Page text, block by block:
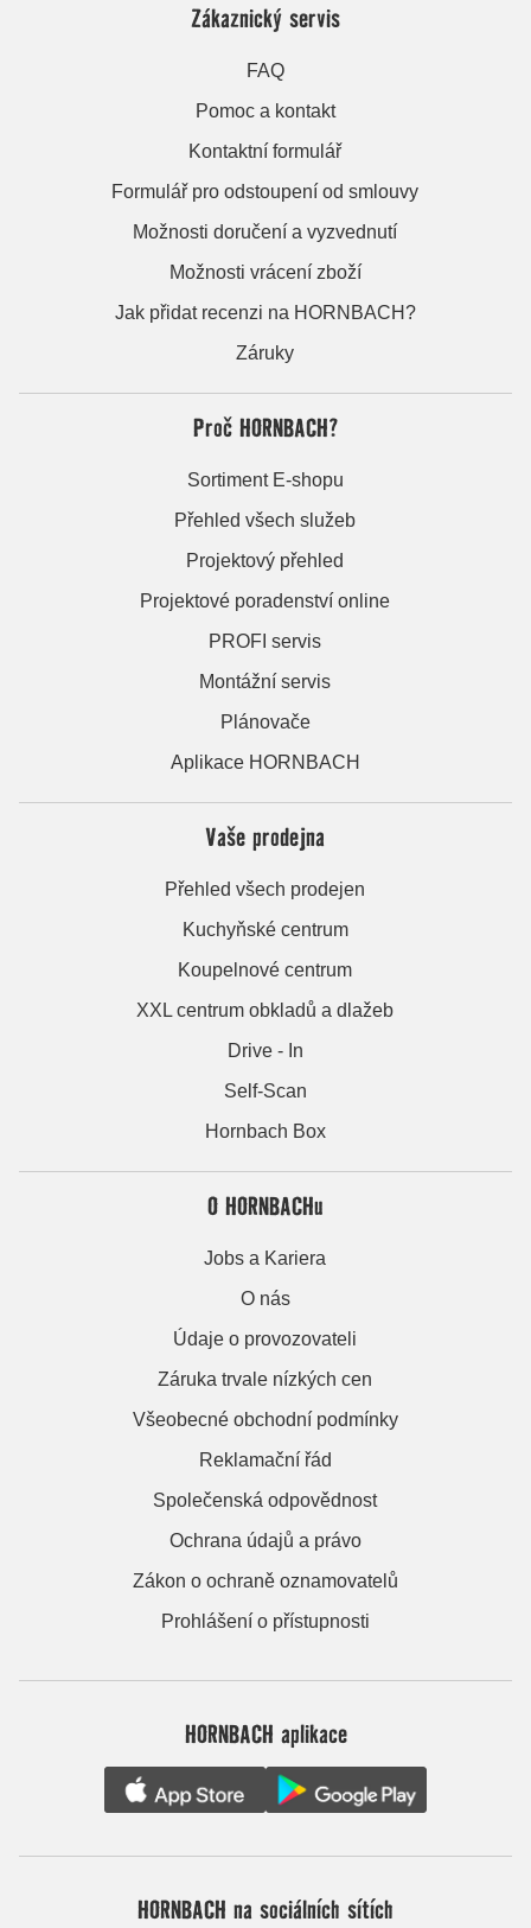
Zákaznický servis
FAQ
Pomoc a kontakt
Kontaktní formulář
Formulář pro odstoupení od smlouvy
Možnosti doručení a vyzvednutí
Možnosti vrácení zboží
Jak přidat recenzi na HORNBACH?
Záruky
Proč HORNBACH?
Sortiment E-shopu
Přehled všech služeb
Projektový přehled
Projektové poradenství online
PROFI servis
Montážní servis
Plánovače
Aplikace HORNBACH
Vaše prodejna
Přehled všech prodejen
Kuchyňské centrum
Koupelnové centrum
XXL centrum obkladů a dlažeb
Drive - In
Self-Scan
Hornbach Box
O HORNBACHu
Jobs a Kariera
O nás
Údaje o provozovateli
Záruka trvale nízkých cen
Všeobecné obchodní podmínky
Reklamační řád
Společenská odpovědnost
Ochrana údajů a právo
Zákon o ochraně oznamovatelů
Prohlášení o přístupnosti
HORNBACH aplikace
HORNBACH na sociálních sítích